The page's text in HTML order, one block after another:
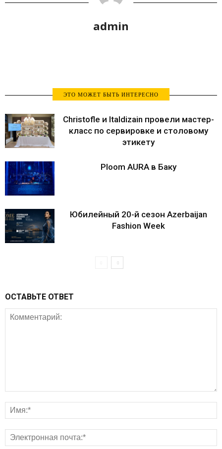
admin
ЭТО МОЖЕТ БЫТЬ ИНТЕРЕСНО
Christofle и Italdizain провели мастер-
класс по сервировке и столовому
этикету
Ploom AURA в Баку
Юбилейный 20-й сезон Azerbaijan
Fashion Week
ОСТАВЬТЕ ОТВЕТ